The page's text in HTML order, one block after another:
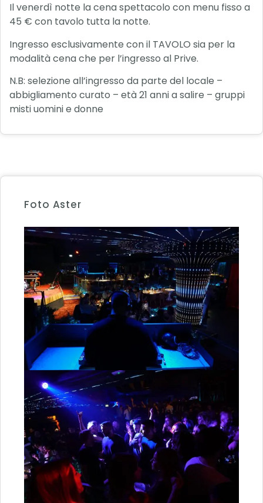
Il venerdì notte la cena spettacolo con menu fisso a
45 € con tavolo tutta la notte.
Ingresso esclusivamente con il TAVOLO sia per la
modalità cena che per l’ingresso al Prive.
N.B: selezione all’ingresso da parte del locale –
abbigliamento curato – età 21 anni a salire – gruppi
misti uomini e donne
Foto Aster